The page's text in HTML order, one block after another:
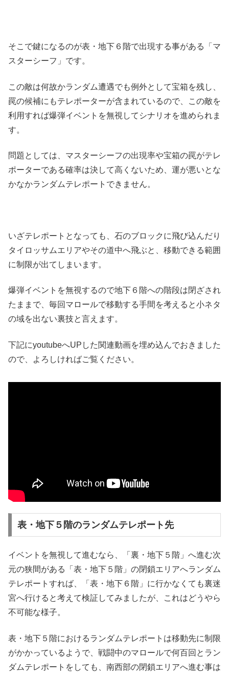
そこで鍵になるのが表・地下６階で出現する事がある「マ
スターシーフ」です。
この敵は何故かランダム遭遇でも例外として宝箱を残し、
罠の候補にもテレポーターが含まれているので、この敵を
利用すれば爆弾イベントを無視してシナリオを進められま
す。
問題としては、マスターシーフの出現率や宝箱の罠がテレ
ポーターである確率は決して高くないため、運が悪いとな
かなかランダムテレポートできません。
いざテレポートとなっても、石のブロックに飛び込んだり
タイロッサムエリアやその道中へ飛ぶと、移動できる範囲
に制限が出てしまいます。
爆弾イベントを無視するので地下６階への階段は閉ざされ
たままで、毎回マロールで移動する手間を考えると小ネタ
の域を出ない裏技と言えます。
下記にyoutubeへUPした関連動画を埋め込んでおきました
ので、よろしければご覧ください。
表・地下５階のランダムテレポート先
イベントを無視して進むなら、「裏・地下５階」へ進む次
元の狭間がある「表・地下５階」の閉鎖エリアへランダム
テレポートすれば、「表・地下６階」に行かなくても裏迷
宮へ行けると考えて検証してみましたが、これはどうやら
不可能な様子。
表・地下５階におけるランダムテレポートは移動先に制限
がかかっているようで、戦闘中のマロールで何百回とラン
ダムテレポートをしても、南西部の閉鎖エリアへ進む事は